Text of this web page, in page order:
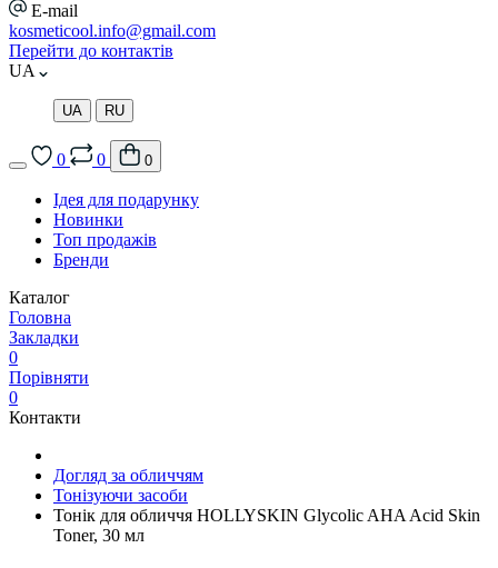
E-mail
kosmeticool.info@gmail.com
Перейти до контактів
UA
UA RU
0 0 0
Ідея для подарунку
Новинки
Топ продажів
Бренди
Каталог
Головна
Закладки
0
Порівняти
0
Контакти
Догляд за обличчям
Тонізуючи засоби
Тонік для обличчя HOLLYSKIN Glycolic AHA Acid Skin
Toner, 30 мл